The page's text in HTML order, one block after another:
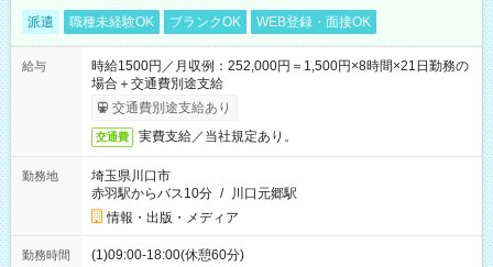
派遣 職種未経験OK ブランクOK WEB登録・面接OK
給与
時給1500円／月収例：252,000円＝1,500円×8時間×21日勤務の
場合＋交通費別途支給
交通費別途支給あり
交通費 実費支給／当社規定あり。
勤務地
埼玉県川口市
赤羽駅からバス10分 / 川口元郷駅
情報・出版・メディア
勤務時間 (1)09:00-18:00(休憩60分)